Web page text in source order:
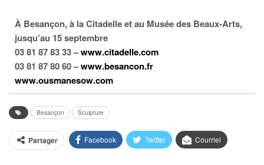
À Besançon, à la Citadelle et au Musée des Beaux-Arts,
jusqu’au 15 septembre
03 81 87 83 33 –www.citadelle.com
03 81 87 80 60 –www.besancon.fr
www.ousmanesow.com
Besançon Sculpture
Partager Facebook Twitter Courriel